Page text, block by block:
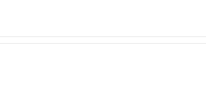
les informations pratiques).